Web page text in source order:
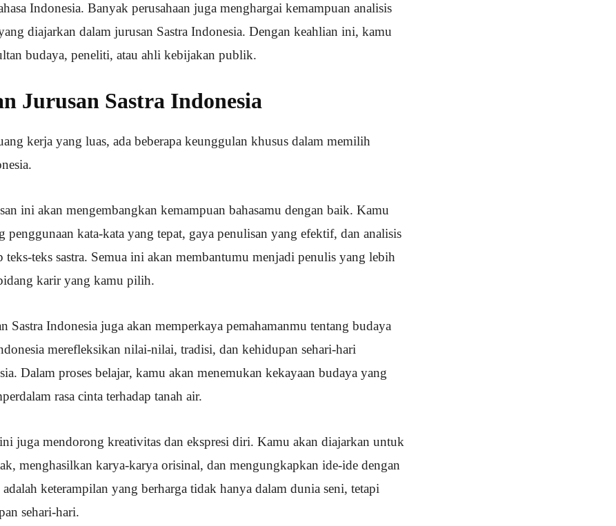
Indonesia. Banyak perusahaan juga menghargai kemampuan analisis
diajarkan dalam jurusan Sastra Indonesia. Dengan keahlian ini, kamu
budaya, peneliti, atau ahli kebijakan publik.
Jurusan Sastra Indonesia
kerja yang luas, ada beberapa keunggulan khusus dalam memilih
ini akan mengembangkan kemampuan bahasamu dengan baik. Kamu
penggunaan kata-kata yang tepat, gaya penulisan yang efektif, dan analisis
teks-teks sastra. Semua ini akan membantumu menjadi penulis yang lebih
karir yang kamu pilih.
Sastra Indonesia juga akan memperkaya pemahamanmu tentang budaya
merefleksikan nilai-nilai, tradisi, dan kehidupan sehari-hari
Dalam proses belajar, kamu akan menemukan kekayaan budaya yang
rasa cinta terhadap tanah air.
juga mendorong kreativitas dan ekspresi diri. Kamu akan diajarkan untuk
menghasilkan karya-karya orisinal, dan mengungkapkan ide-ide dengan
keterampilan yang berharga tidak hanya dalam dunia seni, tetapi
sehari-hari.